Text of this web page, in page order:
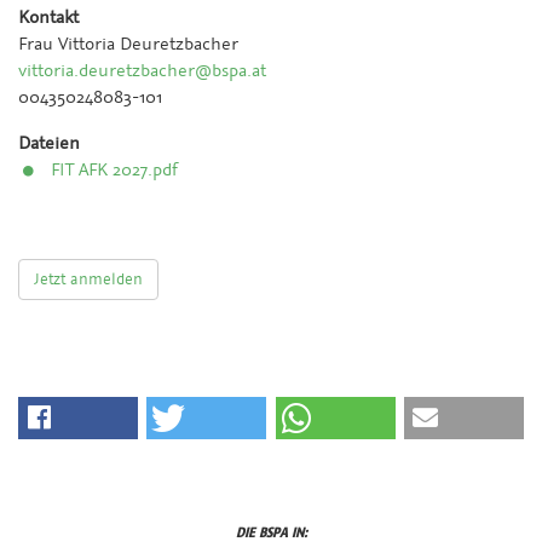
Kontakt
Frau Vittoria Deuretzbacher
vittoria.deuretzbacher@bspa.at
004350248083-101
Dateien
FIT AFK 2027.pdf
Jetzt anmelden
DIE BSPA IN: